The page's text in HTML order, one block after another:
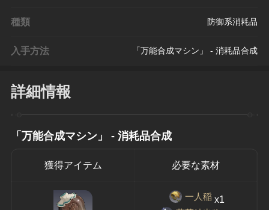
種類 防御系消耗品
入手方法 「万能合成マシン」 - 消耗品合成
詳細情報
「万能合成マシン」 - 消耗品合成
獲得アイテム 必要な素材
一人稲 x1